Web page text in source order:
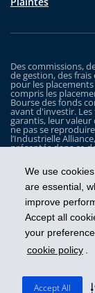
We use
are essential,
improve
Accept all
your
cookie policy .
Accept All
Des commissions,
de gestion, des
pour les
compris les
Bourse des fonds
avant d'investir.
garantis, leur
ne pas se
l’Industrielle
présentés dans ce
sont utilisés ici
Les Fonds iA
Clarington, le logo
de iA Gestion de
sous licence, de